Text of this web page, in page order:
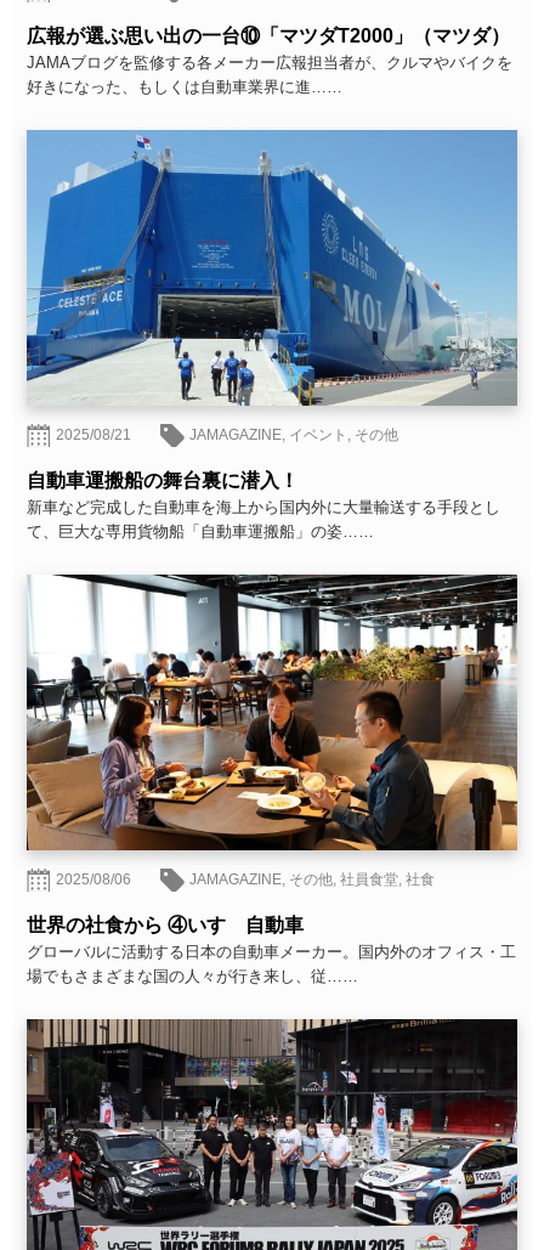
広報が選ぶ思い出の一台⑩「マツダT2000」（マツダ）
JAMAブログを監修する各メーカー広報担当者が、クルマやバイクを
好きになった、もしくは自動車業界に進……
2025/08/21 JAMAGAZINE イベント その他
自動車運搬船の舞台裏に潜入！
新車など完成した自動車を海上から国内外に大量輸送する手段とし
て、巨大な専用貨物船「自動車運搬船」の姿……
2025/08/06 JAMAGAZINE その他 ,社員食堂 ,社食
世界の社食から ④いすゞ自動車
グローバルに活動する日本の自動車メーカー。国内外のオフィス・工
場でもさまざまな国の人々が行き来し、従……